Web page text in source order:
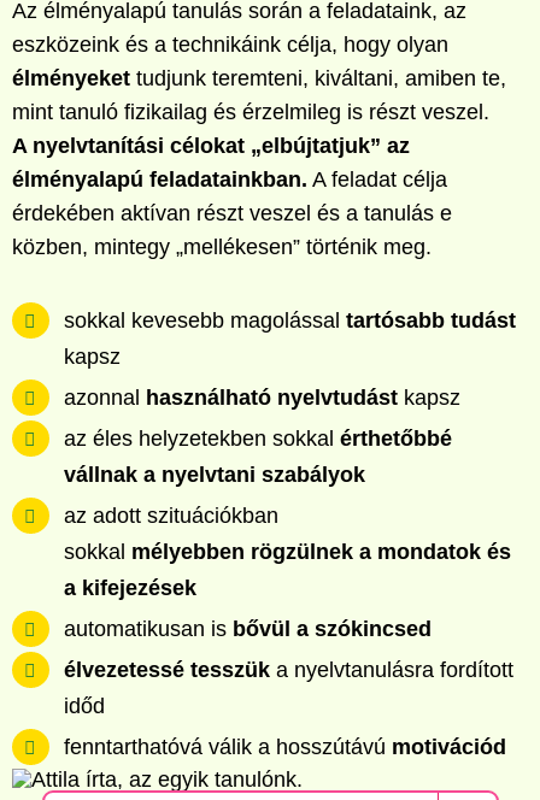
Az élményalapú tanulás során a feladataink, az
eszközeink és a technikáink célja, hogy olyan
élményekettudjunk teremteni, kiváltani, amiben te,
mint tanuló fizikailag és érzelmileg is részt veszel.
A nyelvtanítási célokat „elbújtatjuk” az
élményalapú feladatainkban. A feladat célja
érdekében aktívan részt veszel és a tanulás e
közben, mintegy „mellékesen” történik meg.
sokkal kevesebb magolássaltartósabb tudást
kapsz
azonnal használható nyelvtudást kapsz
az éles helyzetekben sokkalérthetőbbé
vállnak a nyelvtani szabályok
az adott szituációkban
sokkal mélyebben rögzülnek a mondatok és
a kifejezések
automatikusan is bővül a szókincsed
élvezetessé tesszük a nyelvtanulásra fordított
időd
fenntarthatóvá válik a hosszútávú motivációd